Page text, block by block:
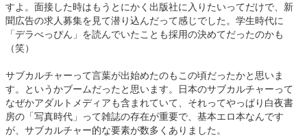
すよ。面接した時はもうとにかく出版社に入りたいってだけで、新
聞広告の求人募集を見て潜り込んだって感じでした。学生時代に
「デラべっぴん」を読んでいたことも採用の決めてだったのかも
（笑）
サブカルチャーって言葉が出始めたのもこの頃だったかと思いま
す。というかブームだったと思います。日本のサブカルチャーって
なぜかアダルトメディアも含まれていて、それってやっぱり白夜書
房の「写真時代」って雑誌の存在が重要で、基本エロ本なんです
が、サブカルチャー的な要素が数多くありました。